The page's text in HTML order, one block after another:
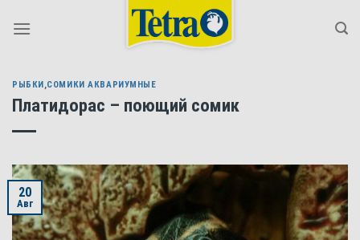
РЫБКИ,СОМИКИ АКВАРИУМНЫЕ
Платидорас – поющий сомик
20
Авг